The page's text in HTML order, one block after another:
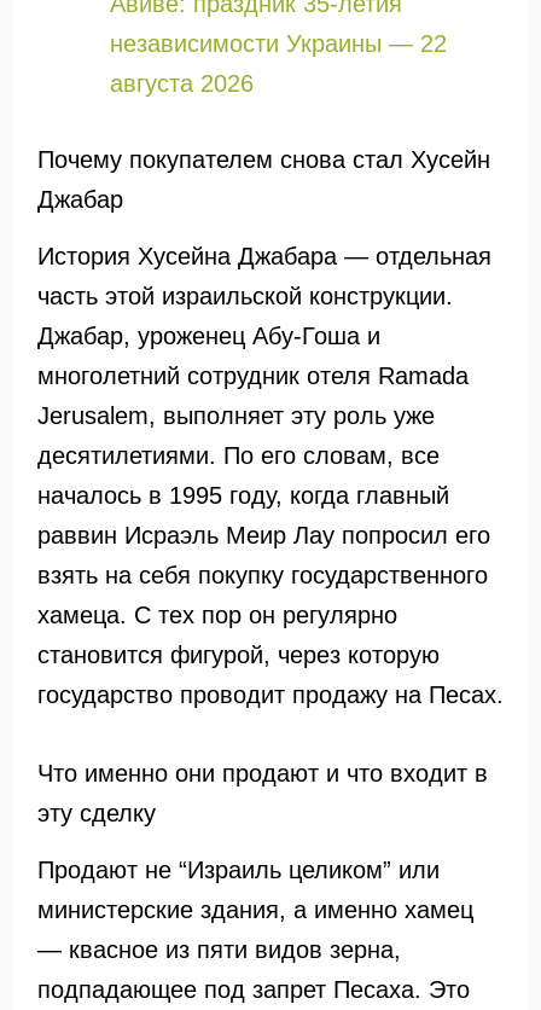
независимости Украины — 22
августа 2026
Почему покупателем снова стал Хусейн
Джабар
История Хусейна Джабара — отдельная
часть этой израильской конструкции.
Джабар, уроженец Абу-Гоша и
многолетний сотрудник отеля Ramada
Jerusalem, выполняет эту роль уже
десятилетиями. По его словам, все
началось в 1995 году, когда главный
раввин Исраэль Меир Лау попросил его
взять на себя покупку государственного
хамеца. С тех пор он регулярно
становится фигурой, через которую
государство проводит продажу на Песах.
Что именно они продают и что входит в
эту сделку
Продают не “Израиль целиком” или
министерские здания, а именно хамец
— квасное из пяти видов зерна,
подпадающее под запрет Песаха. Это